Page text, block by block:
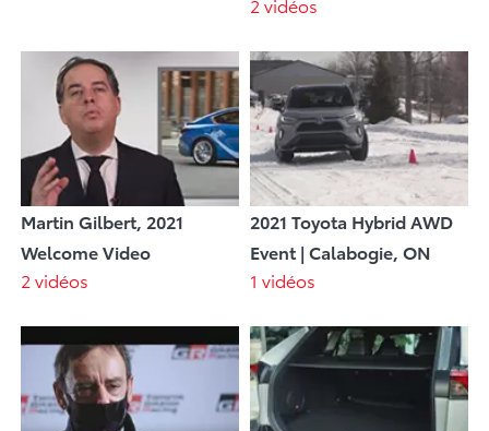
Martin Gilbert, 2021
Welcome Video
2 vidéos
2021 Toyota Hybrid AWD
Event | Calabogie, ON
1 vidéos